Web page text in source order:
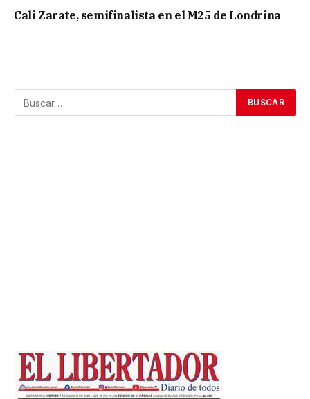
Cali Zarate, semifinalista en el M25 de Londrina